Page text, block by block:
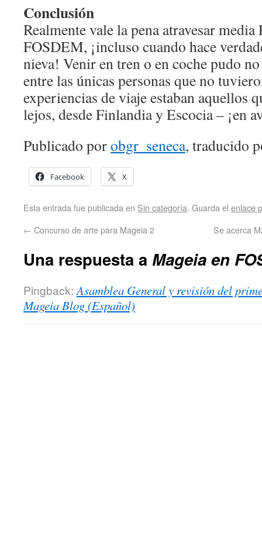
Conclusión
Realmente vale la pena atravesar
FOSDEM, ¡incluso cuando hace
nieva! Venir en tren o en coche pudo
entre las únicas personas que no
experiencias de viaje estaban aquellos
lejos, desde Finlandia y Escocia – ¡en
Publicado porobgr_seneca, traducido
Facebook X
Esta entrada fue publicada en Sin categoría. Guarda el enlace
← Concurso de arte para Mageia 2 Se acerca
Una respuesta a Mageia en
Pingback: Asamblea General y revisión del
Mageia Blog (Español)